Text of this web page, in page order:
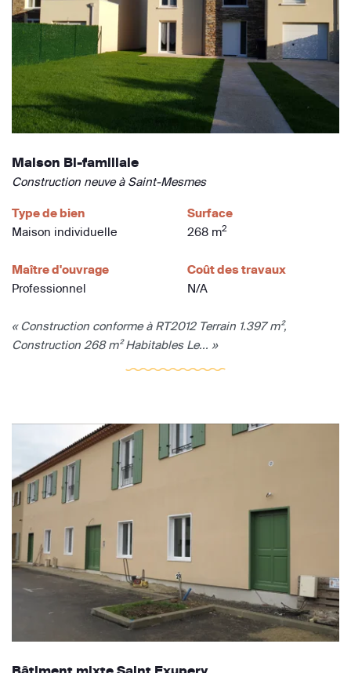
Maison Bi-familiale
Construction neuve à Saint-Mesmes
Type de bien
Maison individuelle
Surface
268 m2
Maître d'ouvrage
Professionnel
Coût des travaux
N/A
« Construction conforme à RT2012 Terrain 1.397 m²,
Construction 268 m² Habitables Le... »